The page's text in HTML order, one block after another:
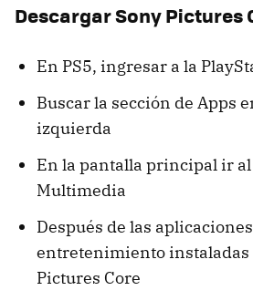
Descargar Sony Pictures
En PS5, ingresar a la
Buscar la sección de Apps
izquierda
En la pantalla principal ir
Multimedia
Después de las
entretenimiento instaladas
Pictures Core